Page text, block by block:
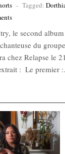
- Tagged:
le second
du
chez Relapse le
: Le premier